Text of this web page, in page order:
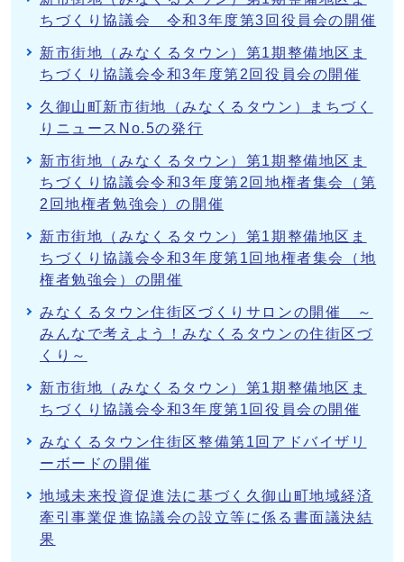
ちづくり協議会 令和3年度第3回役員会の開催
新市街地（みなくるタウン）第1期整備地区ま
ちづくり協議会令和3年度第2回役員会の開催
久御山町新市街地（みなくるタウン）まちづく
りニュースNo.5の発行
新市街地（みなくるタウン）第1期整備地区ま
ちづくり協議会令和3年度第2回地権者集会（第
2回地権者勉強会）の開催
新市街地（みなくるタウン）第1期整備地区ま
ちづくり協議会令和3年度第1回地権者集会（地
権者勉強会）の開催
みなくるタウン住街区づくりサロンの開催 ～
みんなで考えよう！みなくるタウンの住街区づ
くり～
新市街地（みなくるタウン）第1期整備地区ま
ちづくり協議会令和3年度第1回役員会の開催
みなくるタウン住街区整備第1回アドバイザリ
ーボードの開催
地域未来投資促進法に基づく久御山町地域経済
牽引事業促進協議会の設立等に係る書面議決結
果